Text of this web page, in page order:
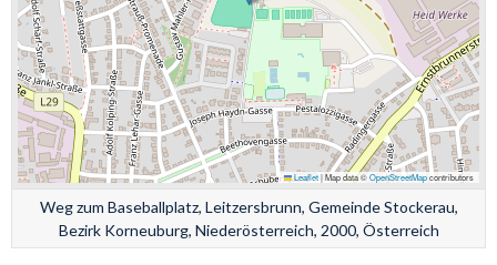
Leaflet|Map data ©OpenStreetMapcontributors
Weg zum Baseballplatz, Leitzersbrunn, Gemeinde Stockerau,
Bezirk Korneuburg, Niederösterreich, 2000, Österreich